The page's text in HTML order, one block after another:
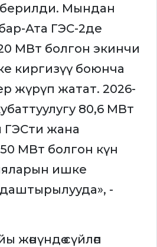
берилди. Мындан
Ата ГЭС-2де
МВт болгон экинчи
киргизүү боюнча
жүрүп жатат. 2026-
80,6 МВт
ГЭСти жана
МВт болгон күн
ишке
-
жөнүндө сүйлөп